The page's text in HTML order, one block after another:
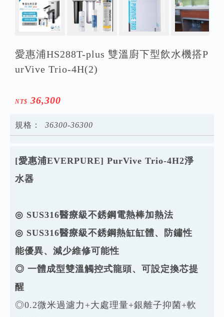
愛惠浦HS288T-plus 雙溫廚下型飲水機搭P
urVive Trio-4H(2)
NT$ 36,300
規格： 36300-36300
[愛惠浦EVERPURE] PurVive Trio-4H2淨
水器
◎ SUS316醫療級不銹鋼電熱棒加熱法
◎ SUS316醫療級不銹鋼熱缸缸體、防鏽性
能優異、減少維修可能性
◎ 一體成型雙溫觸控式龍頭、可設定換芯提
醒
◎0.2微米過濾力+大處理量+銀離子抑菌+軟